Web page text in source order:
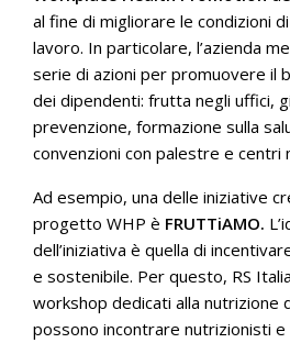
al fine di migliorare le condizioni
lavoro. In particolare, l’azienda
serie di azioni per promuovere il
dei dipendenti: frutta negli uffici,
prevenzione, formazione sulla
convenzioni con palestre e centri
Ad esempio, una delle iniziative
progetto WHP è FRUTTiAMO.
dell’iniziativa è quella di
e sostenibile. Per questo, RS
workshop dedicati alla nutrizione
possono incontrare nutrizionisti